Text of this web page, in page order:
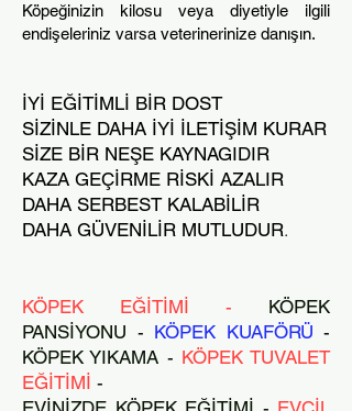
Köpeğinizin kilosu veya diyetiyle ilgili
endişeleriniz varsa veterinerinize danışın.
İYİ EĞİTİMLİ BİR DOST
SİZİNLE DAHA İYİ İLETİŞİM KURAR
SİZE BİR NEŞE KAYNAGIDIR
KAZA GEÇİRME RİSKİ AZALIR
DAHA SERBEST KALABİLİR
DAHA GÜVENİLİR MUTLUDUR.
KÖPEK EĞİTİMİ - KÖPEK
PANSİYONU - KÖPEK KUAFÖRÜ -
KÖPEK YIKAMA - KÖPEK TUVALET
EĞİTİMİ -